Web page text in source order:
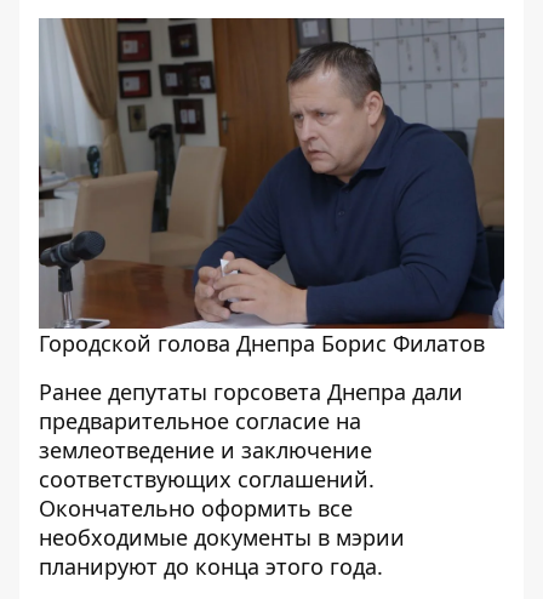
Городской голова Днепра Борис Филатов
Ранее депутаты горсовета Днепра дали
предварительное согласие на
землеотведение и заключение
соответствующих соглашений.
Окончательно оформить все
необходимые документы в мэрии
планируют до конца этого года.